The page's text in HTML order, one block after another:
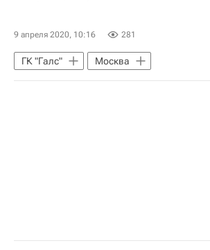
9 апреля 2020, 10:16 281
ГК "Галс"
Москва
Коммерческая недвижимость